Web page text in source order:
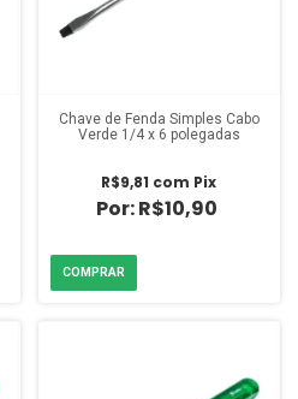
Chave de Fenda Simples Cabo
Verde 1/4 x 6 polegadas
R$10,90
R$9,81 com Pix